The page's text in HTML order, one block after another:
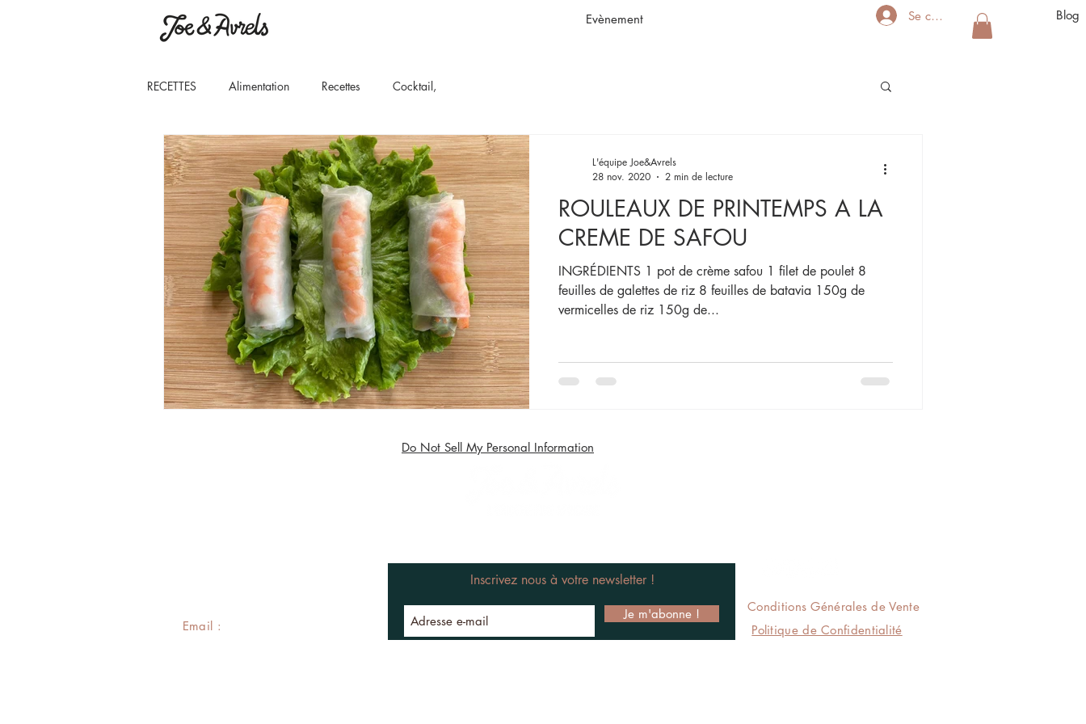
Evènement Se connecter Blog
RECETTES Alimentation Recettes Cocktail,
ROULEAUX DE PRINTEMPS A LA
CREME DE SAFOU
INGRÉDIENTS 1 pot de crème safou 1 filet de poulet 8
feuilles de galettes de riz 8 feuilles de batavia 150g de
vermicelles de riz 150g de...
L'équipe Joe&Avrels
28 nov. 2020
2 min de lecture
Email :
Conditions Générales de Vente
Inscrivez nous à votre newsletter !
Je m'abonne !
Politique de Confidentialité
Do Not Sell My Personal Information